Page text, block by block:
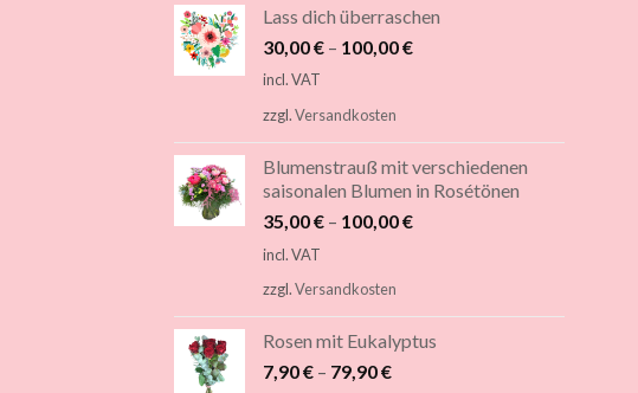
Lass dich überraschen
30,00€ – 100,00€
incl. VAT
zzgl.Versandkosten
Blumenstrauß mit verschiedenen
saisonalen Blumen in Rosétönen
35,00€ – 100,00€
incl. VAT
zzgl.Versandkosten
Rosen mit Eukalyptus
7,90€ – 79,90€